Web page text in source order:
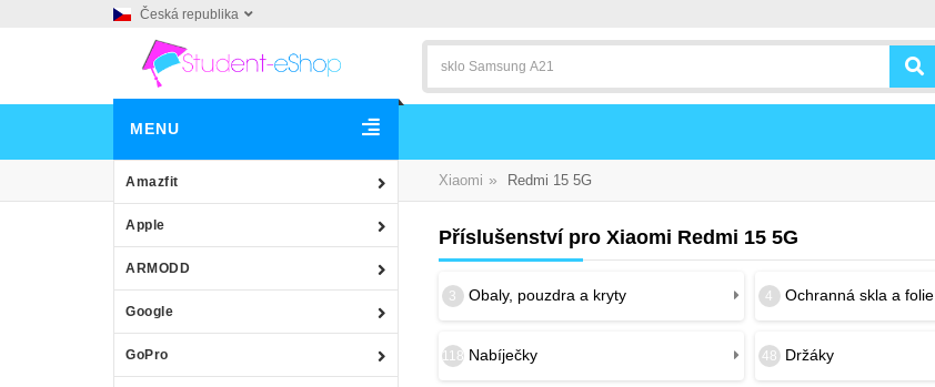
Česká republika
MENU
Amazfit
Apple
ARMODD
Google
GoPro
Xiaomi » Redmi 15 5G
Příslušenství pro Xiaomi Redmi 15 5G
3 Obaly, pouzdra a kryty 4 Ochranná skla a folie
118 Nabíječky 48 Držáky